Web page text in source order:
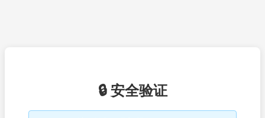
🔒 安全验证